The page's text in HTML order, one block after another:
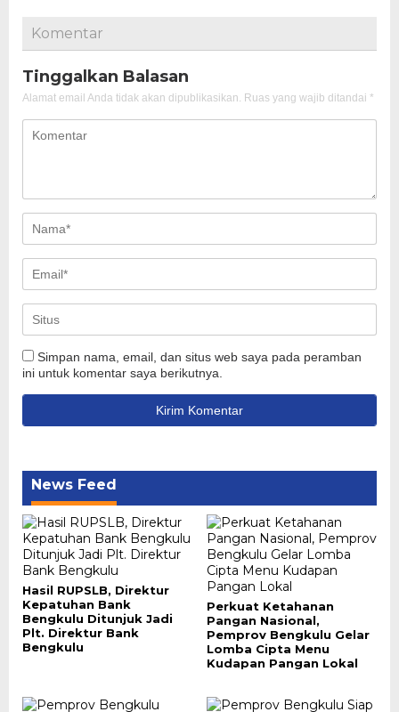
Komentar
Tinggalkan Balasan
Alamat email Anda tidak akan dipublikasikan. Ruas yang wajib ditandai *
Simpan nama, email, dan situs web saya pada peramban
ini untuk komentar saya berikutnya.
News Feed
Hasil RUPSLB, Direktur
Kepatuhan Bank
Bengkulu Ditunjuk Jadi
Plt. Direktur Bank
Bengkulu
Perkuat Ketahanan
Pangan Nasional,
Pemprov Bengkulu Gelar
Lomba Cipta Menu
Kudapan Pangan Lokal